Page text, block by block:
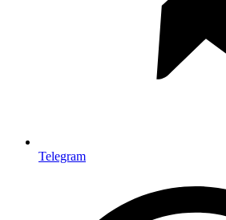
Telegram